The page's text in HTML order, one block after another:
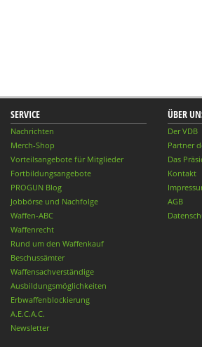
SERVICE
Nachrichten
Merch-Shop
Vorteilsangebote für Mitglieder
Fortbildungsangebote
PROGUN Blog
Jobbörse und Nachfolge
Waffen-ABC
Waffenrecht
Rund um den Waffenkauf
Beschussämter
Waffensachverständige
Ausbildungsmöglichkeiten
Erbwaffenblockierung
A.E.C.A.C.
Newsletter
ÜBER
Der VDB
Partner
Das
Kontakt
AGB